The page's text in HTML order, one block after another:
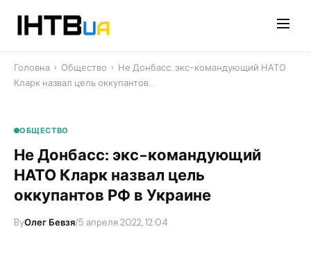
Головна › Общество › ​Не Донбасс: экс-командующий НАТО
Кларк назвал цель оккупантов…
ОБЩЕСТВО
​Не Донбасс: экс-командующий
НАТО Кларк назвал цель
оккупантов РФ в Украине
ByОлег Бевзя/5 апреля 2022, 12:04